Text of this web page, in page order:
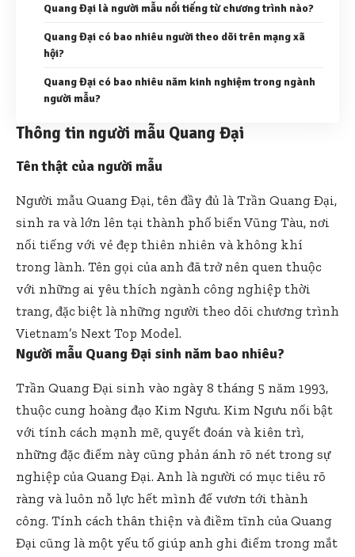
Quang Đại là người mẫu nổi tiếng từ chương trình nào?
Quang Đại có bao nhiêu người theo dõi trên mạng xã
hội?
Quang Đại có bao nhiêu năm kinh nghiệm trong ngành
người mẫu?
Thông tin người mẫu Quang Đại
Tên thật của người mẫu
Người mẫu Quang Đại, tên đầy đủ là Trần Quang Đại,
sinh ra và lớn lên tại thành phố biển Vũng Tàu, nơi
nổi tiếng với vẻ đẹp thiên nhiên và không khí
trong lành. Tên gọi của anh đã trở nên quen thuộc
với những ai yêu thích ngành công nghiệp thời
trang, đặc biệt là những người theo dõi chương trình
Vietnam’s Next Top Model.
Người mẫu Quang Đại sinh năm bao nhiêu?
Trần Quang Đại sinh vào ngày 8 tháng 5 năm 1993,
thuộc cung hoàng đạo Kim Ngưu. Kim Ngưu nổi bật
với tính cách mạnh mẽ, quyết đoán và kiên trì,
những đặc điểm này cũng phản ánh rõ nét trong sự
nghiệp của Quang Đại. Anh là người có mục tiêu rõ
ràng và luôn nỗ lực hết mình để vươn tới thành
công. Tính cách thân thiện và điềm tĩnh của Quang
Đại cũng là một yếu tố giúp anh ghi điểm trong mắt